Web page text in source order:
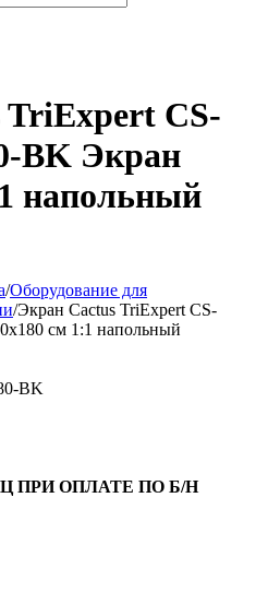
TriExpert CS-
BK Экран
напольный
/Оборудование для
/Экран Cactus TriExpert CS-
см 1:1 напольный
BK
ПРИ ОПЛАТЕ ПО Б/Н